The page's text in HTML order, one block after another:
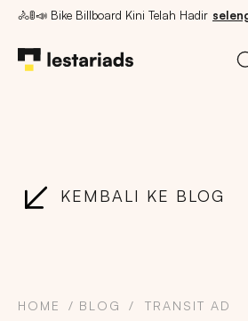
🚴🚦📣 Bike Billboard Kini Telah Hadir
KEMBALI KE BLOG
HOME BLOG TRANSIT AD